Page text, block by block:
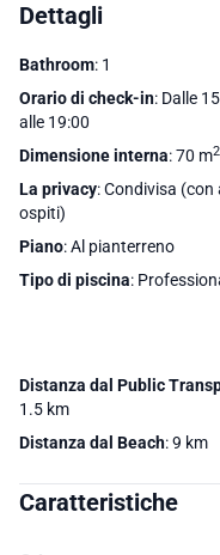
Dettagli
Bathroom: 1
Orario di check-in: Dalle
alle 19:00
Dimensione interna: 70 m2
La privacy: Condivisa (con
ospiti)
Piano: Al pianterreno
Tipo di piscina:
Distanza dal Public
1.5 km
Distanza dal Beach: 9 km
Caratteristiche